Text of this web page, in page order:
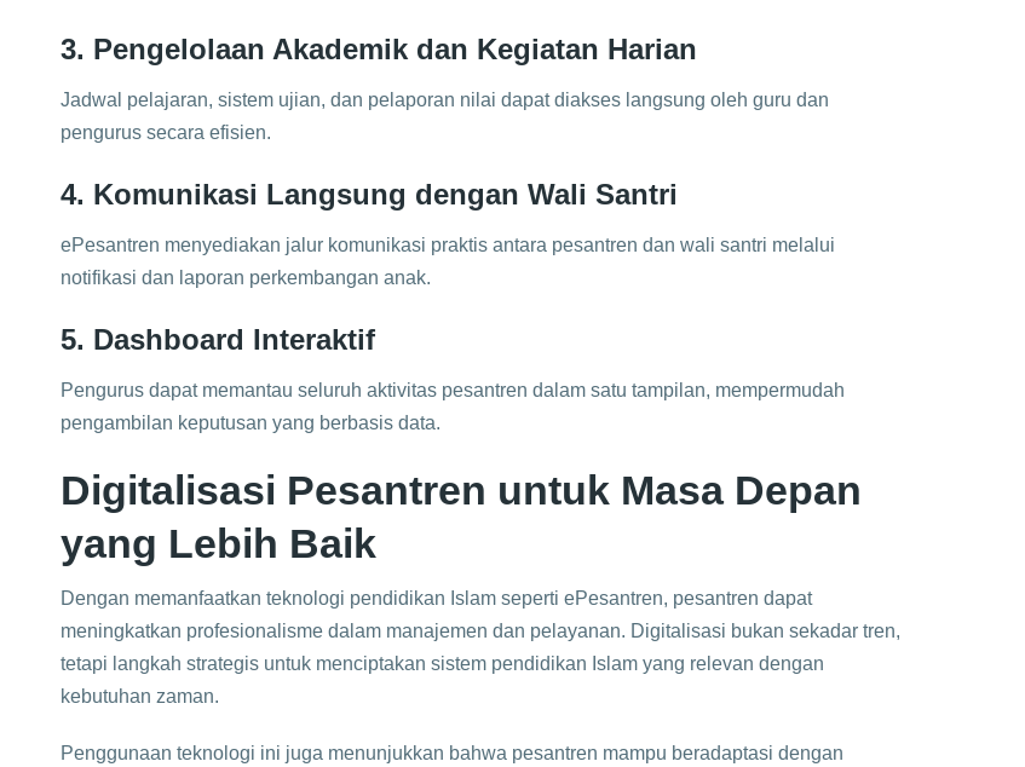
3. Pengelolaan Akademik dan Kegiatan Harian
Jadwal pelajaran, sistem ujian, dan pelaporan nilai dapat diakses langsung oleh guru dan
pengurus secara efisien.
4. Komunikasi Langsung dengan Wali Santri
ePesantren menyediakan jalur komunikasi praktis antara pesantren dan wali santri melalui
notifikasi dan laporan perkembangan anak.
5. Dashboard Interaktif
Pengurus dapat memantau seluruh aktivitas pesantren dalam satu tampilan, mempermudah
pengambilan keputusan yang berbasis data.
Digitalisasi Pesantren untuk Masa Depan
yang Lebih Baik
Dengan memanfaatkan teknologi pendidikan Islam seperti ePesantren, pesantren dapat
meningkatkan profesionalisme dalam manajemen dan pelayanan. Digitalisasi bukan sekadar tren,
tetapi langkah strategis untuk menciptakan sistem pendidikan Islam yang relevan dengan
kebutuhan zaman.
Penggunaan teknologi ini juga menunjukkan bahwa pesantren mampu beradaptasi dengan